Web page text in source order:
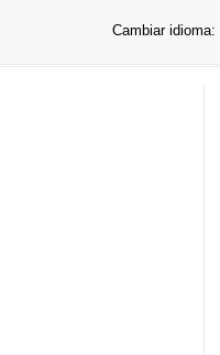
Cambiar idioma: